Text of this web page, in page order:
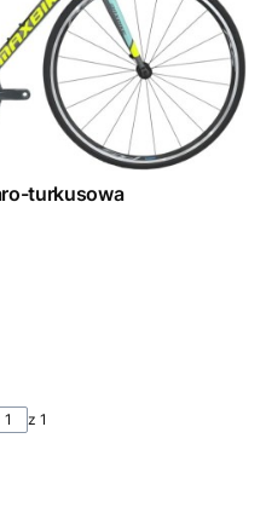
turkusowa
z 1